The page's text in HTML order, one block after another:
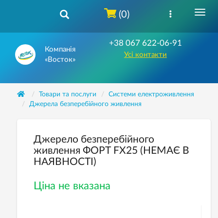
Компанія
«Восток»
+38 067 622-06-91
Усі контакти
(0)
Товари та послуги
Системи електроживлення
Джерела безперебійного живлення
Джерело безперебійного
живлення ФОРТ FX25 (НЕМАЄ В
НАЯВНОСТІ)
Ціна не вказана